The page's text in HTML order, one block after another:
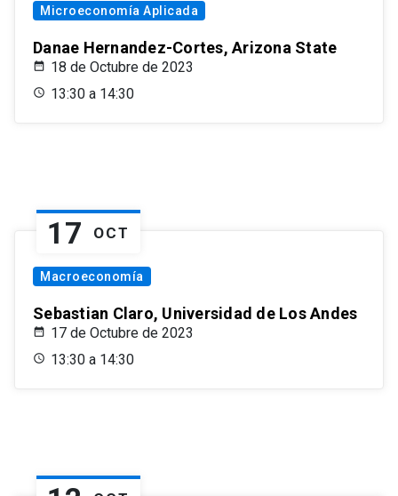
Microeconomía Aplicada
Danae Hernandez-Cortes, Arizona State
18 de Octubre de 2023
13:30 a 14:30
17 OCT
Macroeconomía
Sebastian Claro, Universidad de Los Andes
17 de Octubre de 2023
13:30 a 14:30